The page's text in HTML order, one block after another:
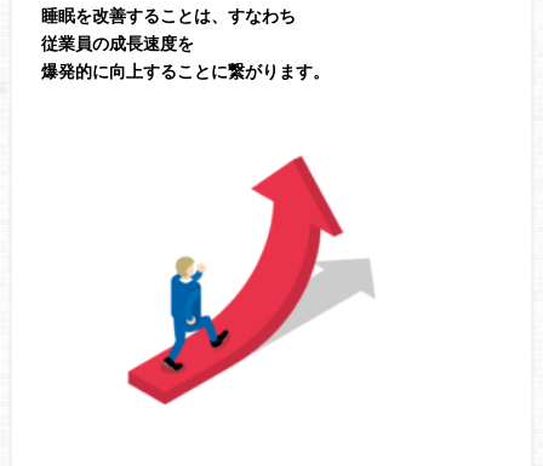
睡眠を改善することは、すなわち
従業員の成長速度を
爆発的に向上することに繋がります。